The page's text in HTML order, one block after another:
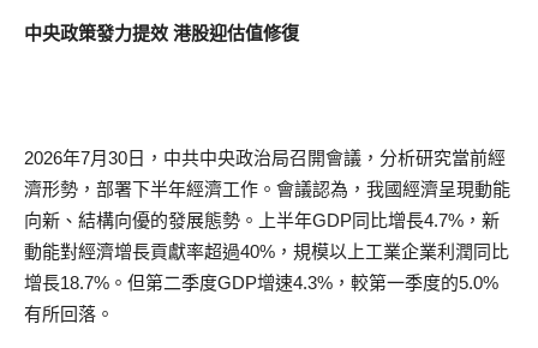
中央政策發力提效 港股迎估值修復
2026年7月30日，中共中央政治局召開會議，分析研究當前經
濟形勢，部署下半年經濟工作。會議認為，我國經濟呈現動能
向新、結構向優的發展態勢。上半年GDP同比增長4.7%，新
動能對經濟增長貢獻率超過40%，規模以上工業企業利潤同比
增長18.7%。但第二季度GDP增速4.3%，較第一季度的5.0%
有所回落。